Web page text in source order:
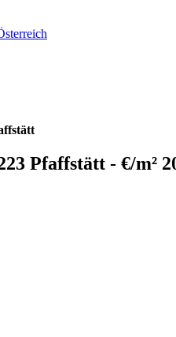
Pfaffstätt - €/m²